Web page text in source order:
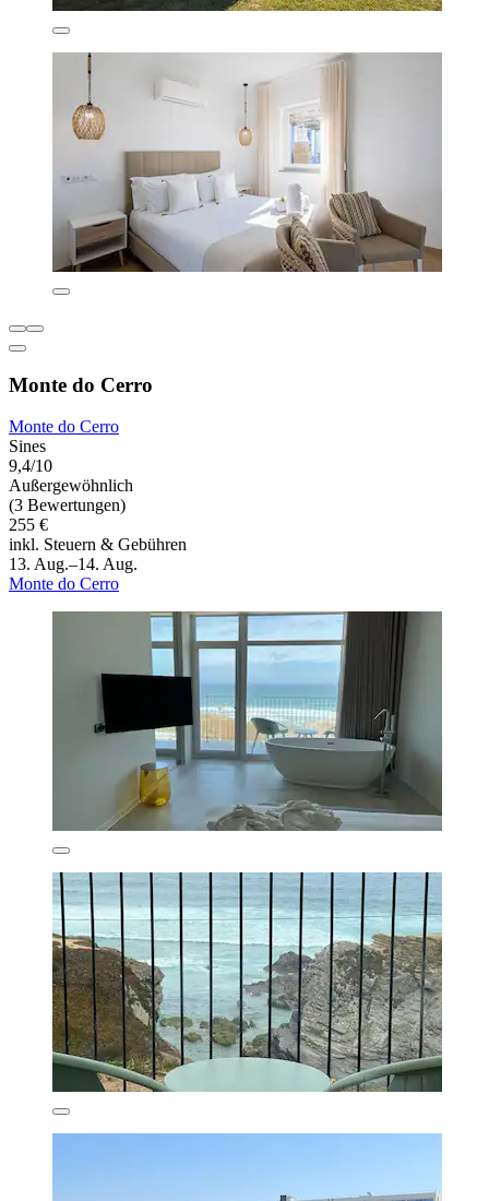
Monte do Cerro
Monte do Cerro
Sines
9,4/10
Außergewöhnlich
(3 Bewertungen)
255 €
inkl. Steuern & Gebühren
13. Aug.–14. Aug.
Monte do Cerro